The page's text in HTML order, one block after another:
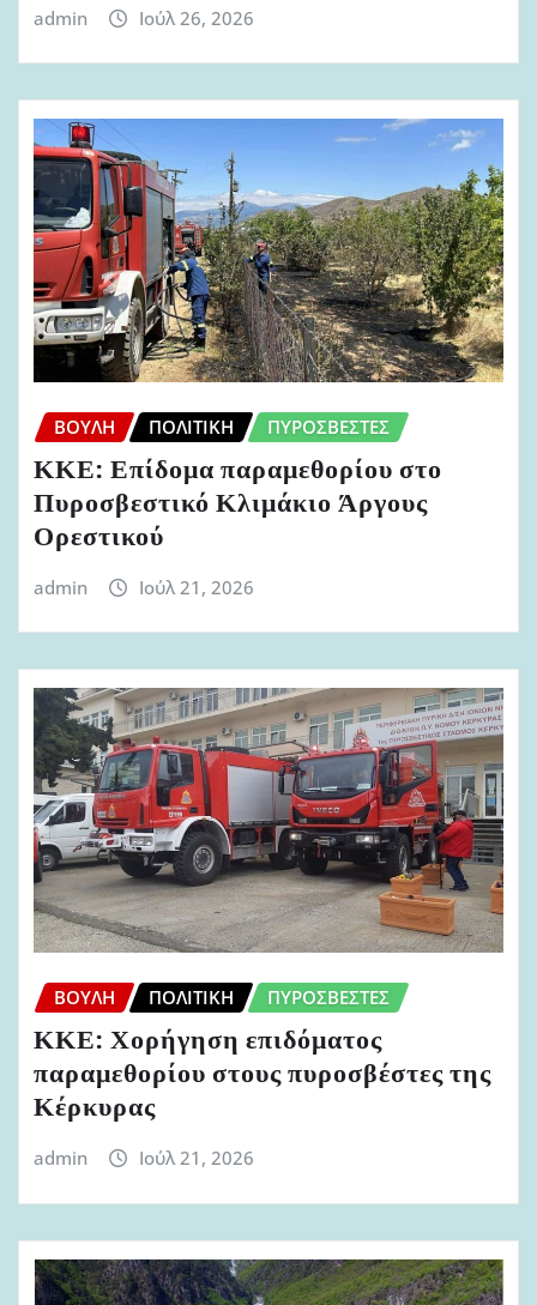
admin Ιούλ 26, 2026
ΒΟΥΛΉ ΠΟΛΙΤΙΚΉ ΠΥΡΟΣΒΈΣΤΕΣ
ΚΚΕ: Επίδομα παραμεθορίου στο
Πυροσβεστικό Κλιμάκιο Άργους
Ορεστικού
admin Ιούλ 21, 2026
ΒΟΥΛΉ ΠΟΛΙΤΙΚΉ ΠΥΡΟΣΒΈΣΤΕΣ
ΚΚΕ: Χορήγηση επιδόματος
παραμεθορίου στους πυροσβέστες της
Κέρκυρας
admin Ιούλ 21, 2026